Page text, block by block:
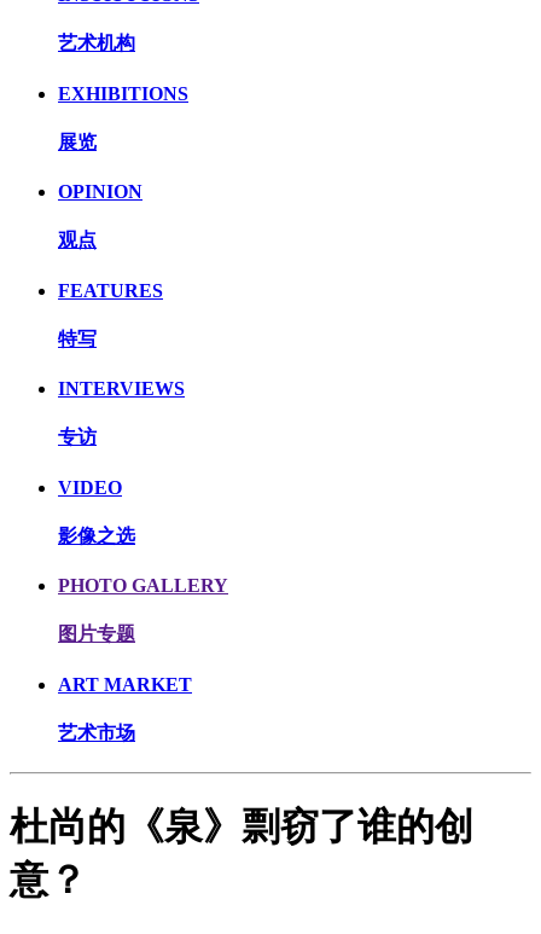
艺术机构
EXHIBITIONS
展览
OPINION
观点
FEATURES
特写
INTERVIEWS
专访
VIDEO
影像之选
PHOTO GALLERY
图片专题
ART MARKET
艺术市场
杜尚的《泉》剽窃了谁的创
意？